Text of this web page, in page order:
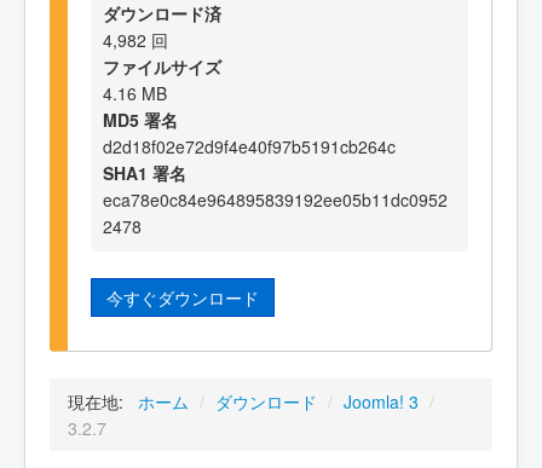
ダウンロード済
4,982 回
ファイルサイズ
4.16 MB
MD5 署名
d2d18f02e72d9f4e40f97b5191cb264c
SHA1 署名
eca78e0c84e964895839192ee05b11dc0952
2478
今すぐダウンロード
現在地: ホーム / ダウンロード / Joomla! 3 /
3.2.7